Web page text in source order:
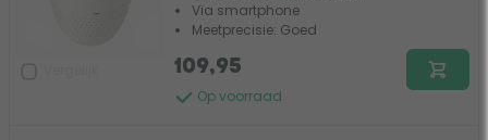
Via smartphone
Meetprecisie: Goed
Op voorraad
109,95